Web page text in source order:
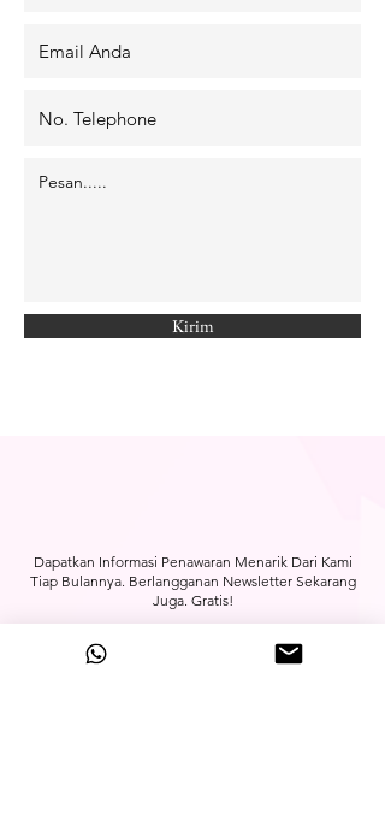
Kirim
Dapatkan Informasi Penawaran Menarik Dari Kami
Tiap Bulannya. Berlangganan Newsletter Sekarang
Juga. Gratis!